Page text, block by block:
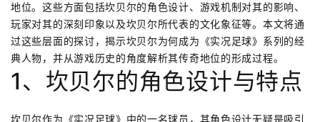
地位。这些方面包括坎贝尔的角色设计、游戏机制对其的影响、
玩家对其的深刻印象以及坎贝尔所代表的文化象征等。本文将通
过这些层面的探讨，揭示坎贝尔为何成为《实况足球》系列的经
典人物，并从游戏历史的角度解析其传奇地位的形成过程。
1、坎贝尔的角色设计与特点
坎贝尔作为《实况足球》中的一名球员，其角色设计无疑是吸引